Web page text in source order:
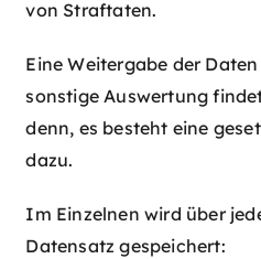
von Straftaten.
Eine Weitergabe der
sonstige Auswertung
denn, es besteht eine
dazu.
Im Einzelnen wird über
Datensatz gespeichert: